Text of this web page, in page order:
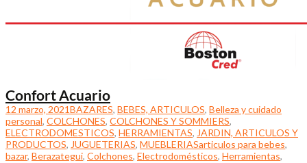
Confort Acuario
12 marzo, 2021BAZARES, BEBES, ARTICULOS, Belleza y cuidado
personal, COLCHONES, COLCHONES Y SOMMIERS,
ELECTRODOMESTICOS, HERRAMIENTAS, JARDIN, ARTICULOS Y
PRODUCTOS, JUGUETERIAS, MUEBLERIASarticulos para bebes,
bazar, Berazategui, Colchones, Electrodomésticos, Herramientas,